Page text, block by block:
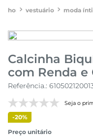
vestuário moda
Calcinha
com Renda e
Referência.:
Seja o
-20%
Preço unitário